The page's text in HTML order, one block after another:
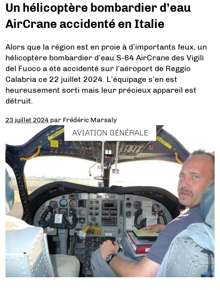
Un hélicoptère bombardier d’eau
AirCrane accidenté en Italie
Alors que la région est en proie à d’importants feux, un
hélicoptère bombardier d’eau S-64 AirCrane des Vigili
del Fuoco a été accidenté sur l’aéroport de Reggio
Calabria ce 22 juillet 2024. L’équipage s’en est
heureusement sorti mais leur précieux appareil est
détruit.
23 juillet 2024 par Frédéric Marsaly
AVIATION GÉNÉRALE